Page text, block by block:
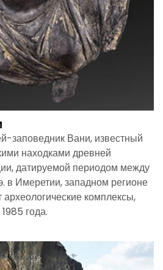
заповедник Вани, известный
находками древней
датируемой периодом между
в Имеретии, западном регионе
археологические комплексы,
года.